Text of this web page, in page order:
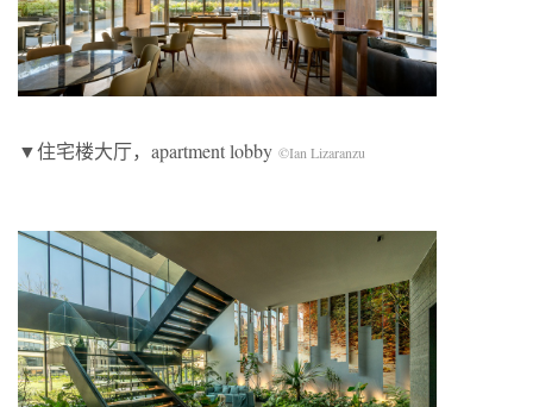
▼住宅楼大厅，apartment lobby ©Ian Lizaranzu